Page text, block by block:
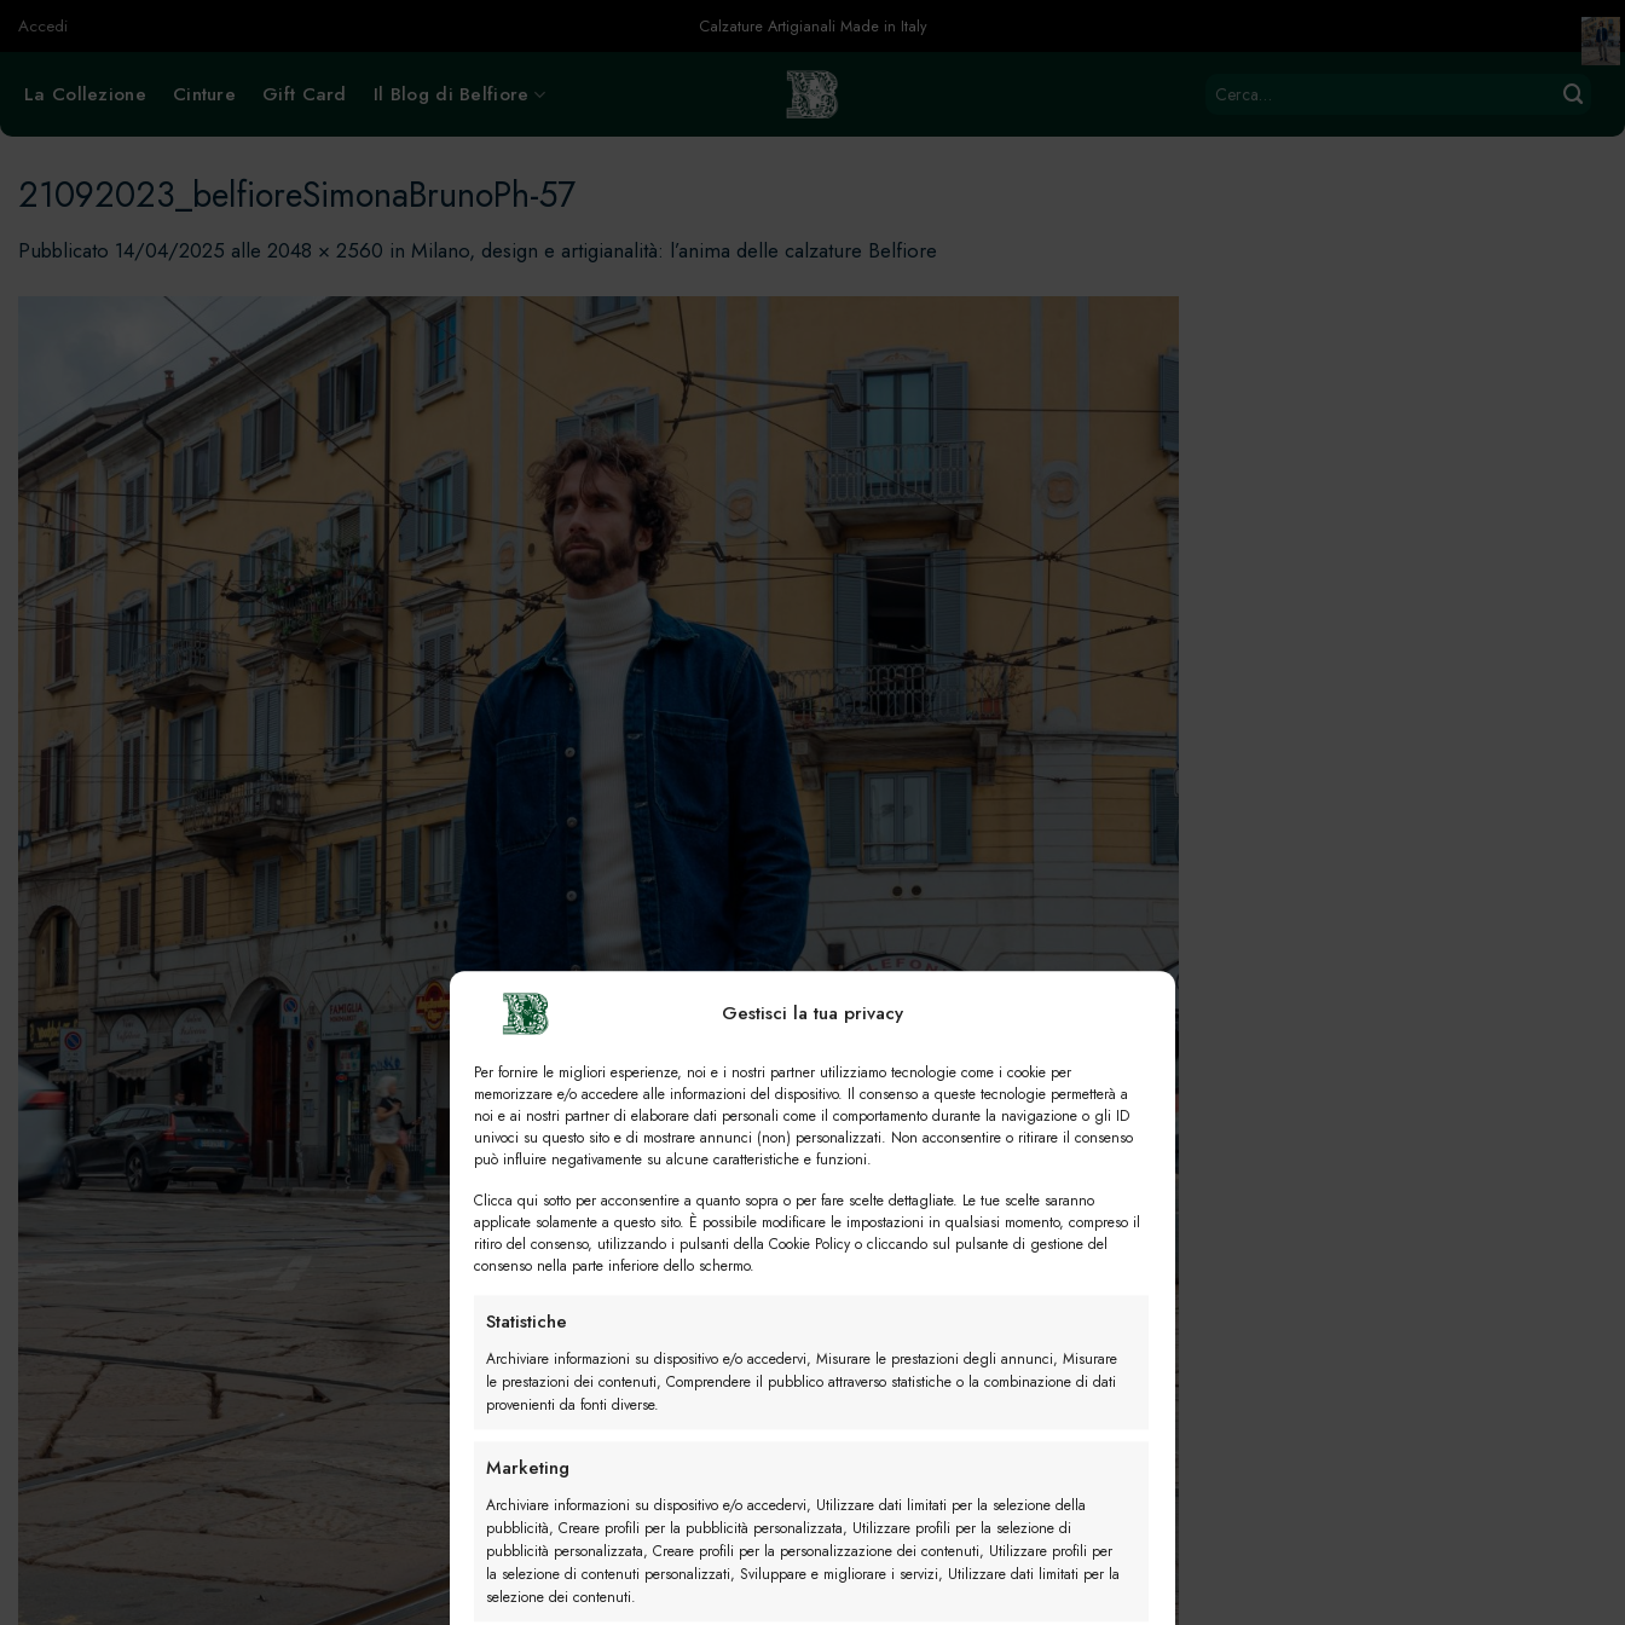
Gestisci la tua privacy
Per fornire le migliori esperienze, noi e i nostri partner utilizziamo tecnologie come i cookie per
memorizzare e/o accedere alle informazioni del dispositivo. Il consenso a queste tecnologie permetterà a
noi e ai nostri partner di elaborare dati personali come il comportamento durante la navigazione o gli ID
univoci su questo sito e di mostrare annunci (non) personalizzati. Non acconsentire o ritirare il consenso
può influire negativamente su alcune caratteristiche e funzioni.
Clicca qui sotto per acconsentire a quanto sopra o per fare scelte dettagliate. Le tue scelte saranno
applicate solamente a questo sito. È possibile modificare le impostazioni in qualsiasi momento, compreso il
ritiro del consenso, utilizzando i pulsanti della Cookie Policy o cliccando sul pulsante di gestione del
consenso nella parte inferiore dello schermo.
Statistiche
Archiviare informazioni su dispositivo e/o accedervi, Misurare le prestazioni degli annunci, Misurare
le prestazioni dei contenuti, Comprendere il pubblico attraverso statistiche o la combinazione di dati
provenienti da fonti diverse.
Marketing
Archiviare informazioni su dispositivo e/o accedervi, Utilizzare dati limitati per la selezione della
pubblicità, Creare profili per la pubblicità personalizzata, Utilizzare profili per la selezione di
pubblicità personalizzata, Creare profili per la personalizzazione dei contenuti, Utilizzare profili per
la selezione di contenuti personalizzati, Sviluppare e migliorare i servizi, Utilizzare dati limitati per la
selezione dei contenuti.
SaltaAccedi Calzature Artigianali Made in Italy
La Collezione Cinture Gift Card Il Blog di Belfiore Cerca:
21092023_belfioreSimonaBrunoPh-57
Pubblicato 14/04/2025 alle 2048 × 2560 in Milano, design e artigianalità: l’anima delle calzature Belfiore